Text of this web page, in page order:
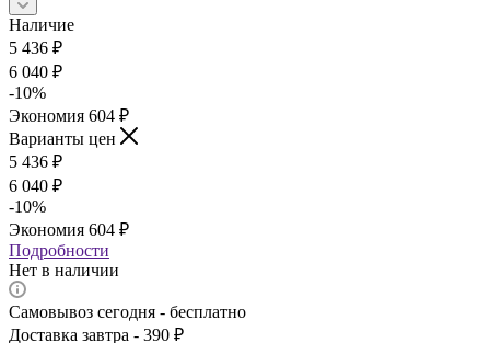
Наличие
5 436 ₽
6 040 ₽
-10%
Экономия 604 ₽
Варианты цен
5 436 ₽
6 040 ₽
-10%
Экономия 604 ₽
Подробности
Нет в наличии
Самовывоз сегодня - бесплатно
Доставка завтра - 390 ₽